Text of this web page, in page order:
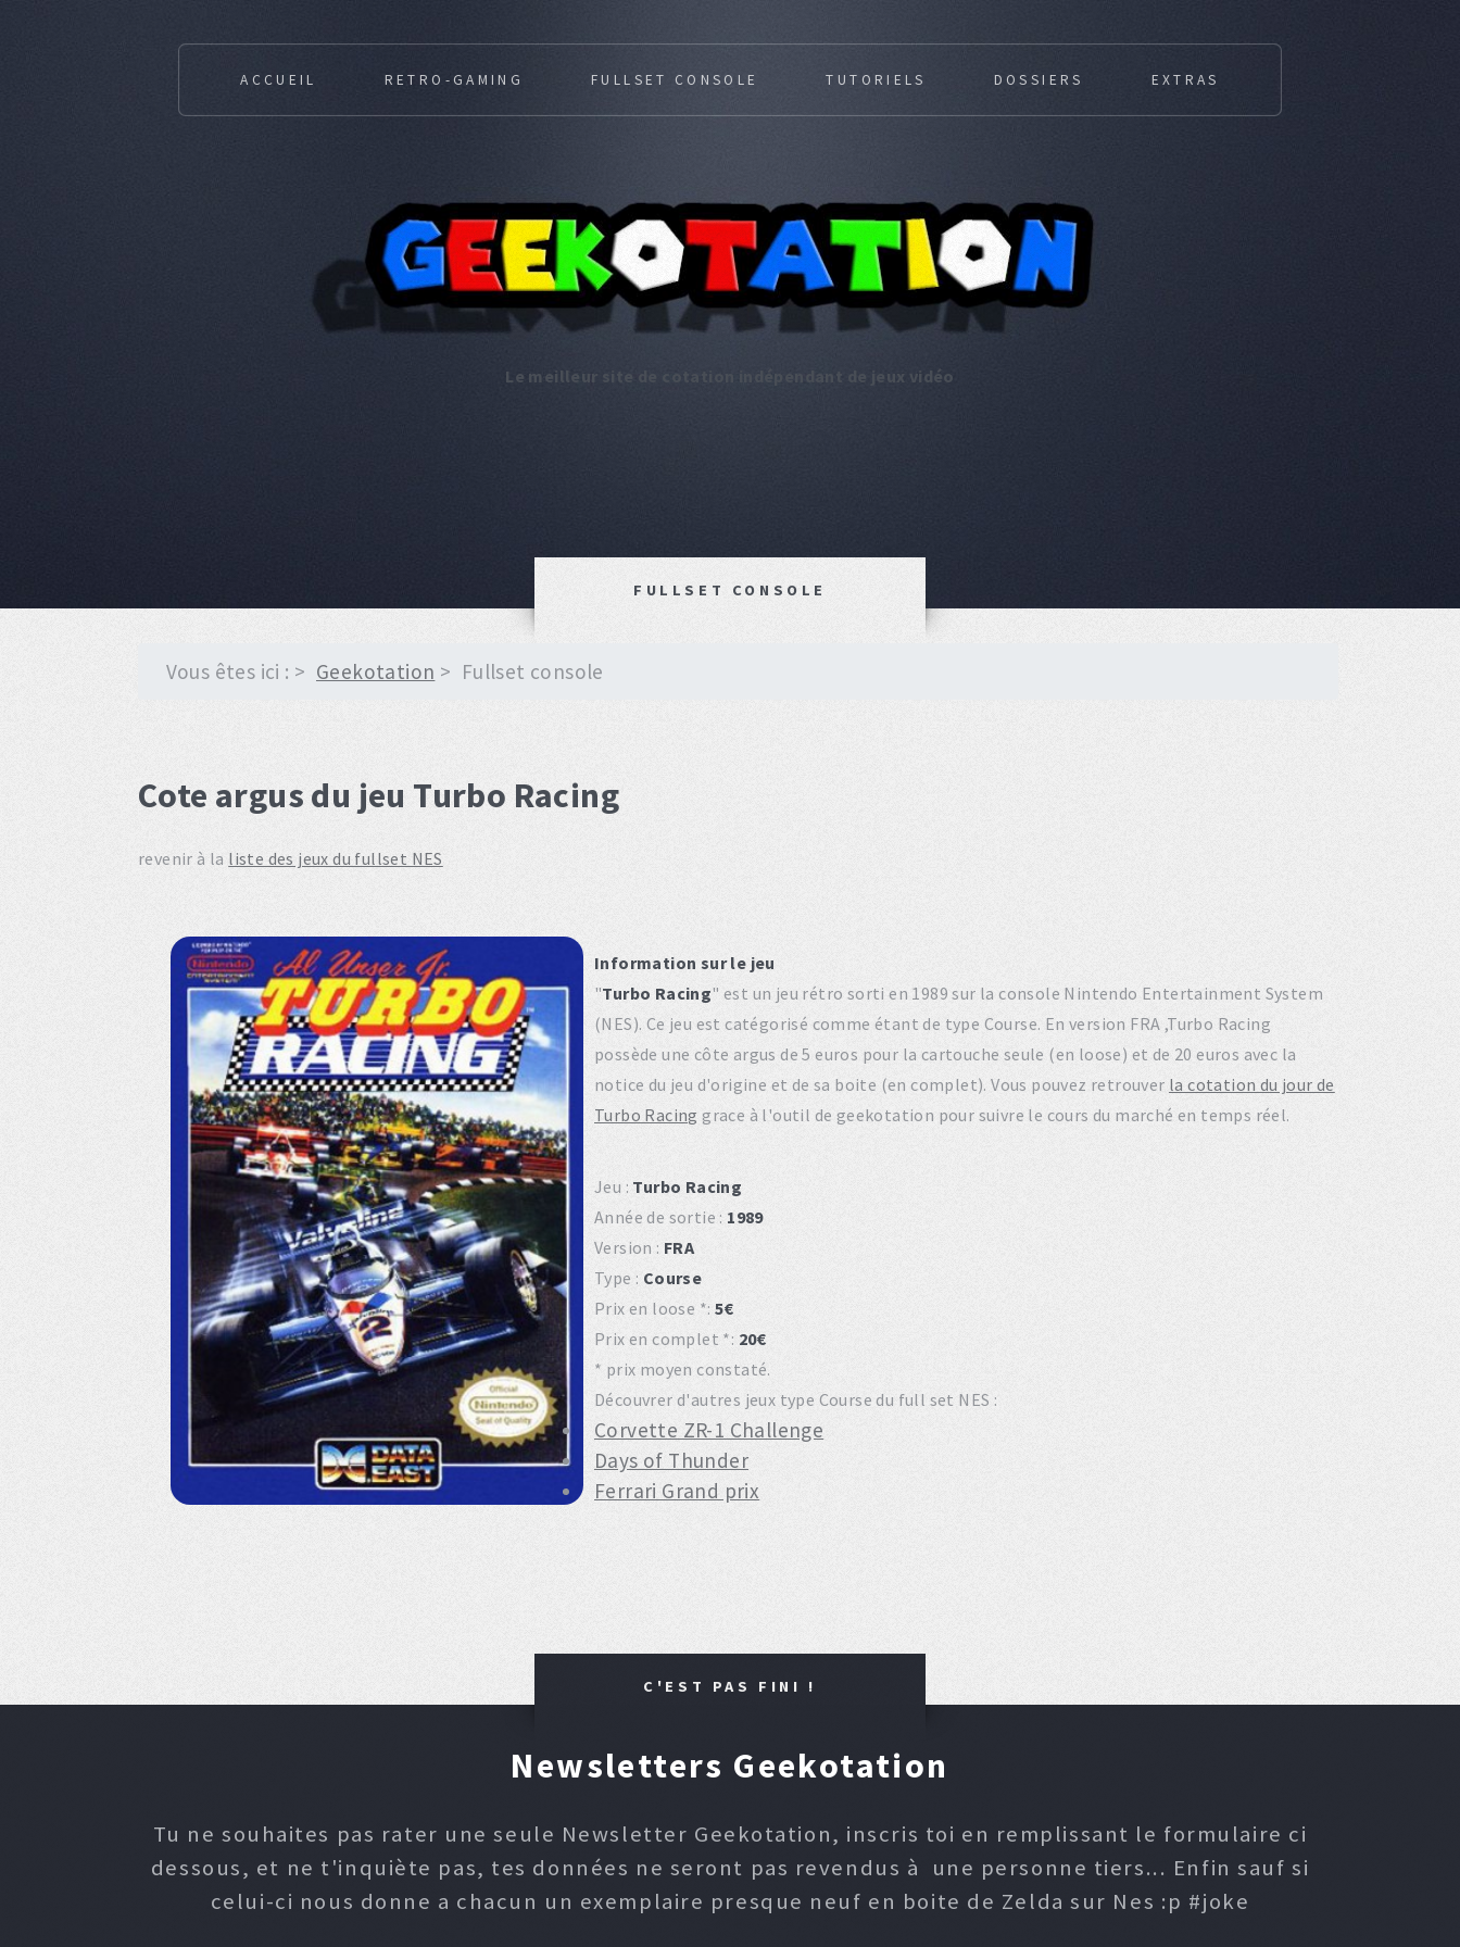
Le meilleur site de cotation indépendant de jeux vidéo
ACCUEIL RETRO-GAMING FULLSET CONSOLE TUTORIELS DOSSIERS EXTRAS
FULLSET CONSOLE
Vous êtes ici : Geekotation Fullset console
Cote argus du jeu Turbo Racing
revenir à la liste des jeux du fullset NES
Information sur le jeu
"Turbo Racing" est un jeu rétro sorti en 1989 sur la console Nintendo Entertainment System
(NES). Ce jeu est catégorisé comme étant de type Course. En version FRA ,Turbo Racing
possède une côte argus de 5 euros pour la cartouche seule (en loose) et de 20 euros avec la
notice du jeu d'origine et de sa boite (en complet). Vous pouvez retrouver la cotation du jour de
Turbo Racing grace à l'outil de geekotation pour suivre le cours du marché en temps réel.
Jeu : Turbo Racing
Année de sortie : 1989
Version : FRA
Type : Course
Prix en loose *: 5€
Prix en complet *: 20€
* prix moyen constaté.
Découvrer d'autres jeux type Course du full set NES :
Corvette ZR-1 Challenge
Days of Thunder
Ferrari Grand prix
C'EST PAS FINI !
Newsletters Geekotation
Tu ne souhaites pas rater une seule Newsletter Geekotation, inscris toi en remplissant le formulaire ci
dessous, et ne t'inquiète pas, tes données ne seront pas revendus à une personne tiers... Enfin sauf si
celui-ci nous donne a chacun un exemplaire presque neuf en boite de Zelda sur Nes :p #joke